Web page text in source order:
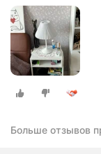
Больше отзывов